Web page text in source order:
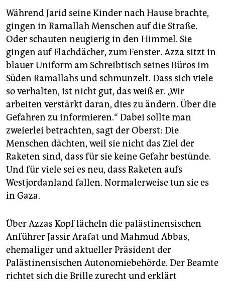
Während Jarid seine Kinder nach Hause brachte,
gingen in Ramallah Menschen auf die Straße.
Oder schauten neugierig in den Himmel. Sie
gingen auf Flachdächer, zum Fenster. Azza sitzt in
blauer Uniform am Schreibtisch seines Büros im
Süden Ramallahs und schmunzelt. Dass sich viele
so verhalten, ist nicht gut, das weiß er. „Wir
arbeiten verstärkt daran, dies zu ändern. Über die
Gefahren zu informieren.“ Dabei sollte man
zweierlei betrachten, sagt der Oberst: Die
Menschen dächten, weil sie nicht das Ziel der
Raketen sind, dass für sie keine Gefahr bestünde.
Und für viele sei es neu, dass Raketen aufs
Westjordanland fallen. Normalerweise tun sie es
in Gaza.
Über Azzas Kopf lächeln die palästinensischen
Anführer Jassir Arafat und Mahmud Abbas,
ehemaliger und aktueller Präsident der
Palästinensischen Autonomiebehörde. Der Beamte
richtet sich die Brille zurecht und erklärt